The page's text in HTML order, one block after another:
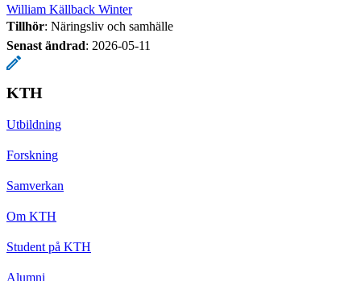
William Källback Winter
Tillhör: Näringsliv och samhälle
Senast ändrad: 2026-05-11
KTH
Utbildning
Forskning
Samverkan
Om KTH
Student på KTH
Alumni